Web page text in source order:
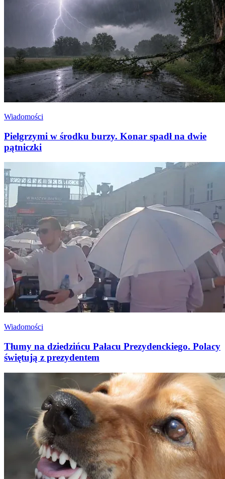
Wiadomości
Pielgrzymi w środku burzy. Konar spadł na dwie
pątniczki
Wiadomości
Tłumy na dziedzińcu Pałacu Prezydenckiego. Polacy
świętują z prezydentem